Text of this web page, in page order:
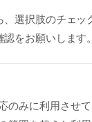
選択肢のチェッ
をお願いします。
みに利用させて